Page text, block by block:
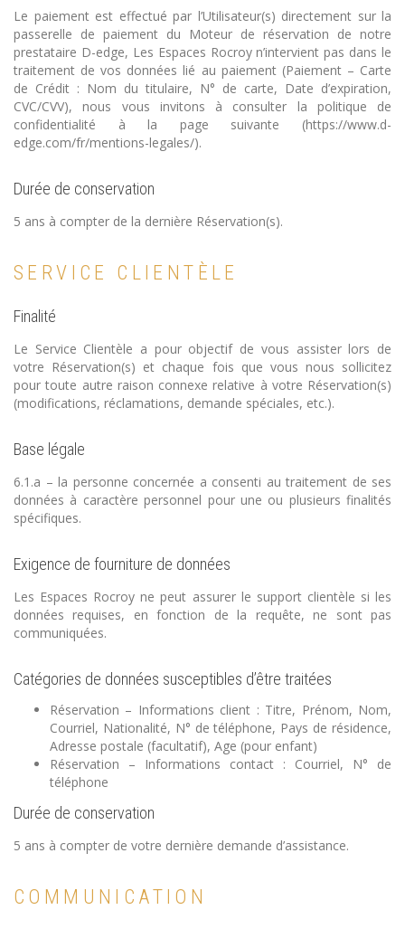
Le paiement est effectué par l’Utilisateur(s) directement sur la
passerelle de paiement du Moteur de réservation de notre
prestataire D-edge, Les Espaces Rocroy n’intervient pas dans le
traitement de vos données lié au paiement (Paiement – Carte
de Crédit : Nom du titulaire, N° de carte, Date d’expiration,
CVC/CVV), nous vous invitons à consulter la politique de
confidentialité à la page suivante (https://www.d-
edge.com/fr/mentions-legales/).
Durée de conservation
5 ans à compter de la dernière Réservation(s).
SERVICE CLIENTÈLE
Finalité
Le Service Clientèle a pour objectif de vous assister lors de
votre Réservation(s) et chaque fois que vous nous sollicitez
pour toute autre raison connexe relative à votre Réservation(s)
(modifications, réclamations, demande spéciales, etc.).
Base légale
6.1.a – la personne concernée a consenti au traitement de ses
données à caractère personnel pour une ou plusieurs finalités
spécifiques.
Exigence de fourniture de données
Les Espaces Rocroy ne peut assurer le support clientèle si les
données requises, en fonction de la requête, ne sont pas
communiquées.
Catégories de données susceptibles d’être traitées
Réservation – Informations client : Titre, Prénom, Nom,
Courriel, Nationalité, N° de téléphone, Pays de résidence,
Adresse postale (facultatif), Age (pour enfant)
Réservation – Informations contact : Courriel, N° de
téléphone
Durée de conservation
5 ans à compter de votre dernière demande d’assistance.
COMMUNICATION